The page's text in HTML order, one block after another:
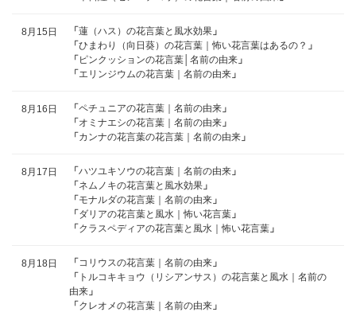
8月15日 「 蓮（ハス）の花言葉と風水効果 」
「 ひまわり（向日葵）の花言葉｜怖い花言葉はあるの？ 」
「 ピンクッションの花言葉│名前の由来 」
「 エリンジウムの花言葉｜名前の由来 」
8月16日 「 ペチュニアの花言葉｜名前の由来 」
「 オミナエシの花言葉｜名前の由来 」
「 カンナの花言葉の花言葉｜名前の由来 」
8月17日 「 ハツユキソウの花言葉｜名前の由来 」
「 ネムノキの花言葉と風水効果 」
「 モナルダの花言葉｜名前の由来 」
「 ダリアの花言葉と風水｜怖い花言葉 」
「 クラスペディアの花言葉と風水｜怖い花言葉 」
8月18日 「 コリウスの花言葉｜名前の由来 」
「 トルコキキョウ（リシアンサス）の花言葉と風水｜名前の
由来 」
「 クレオメの花言葉｜名前の由来 」